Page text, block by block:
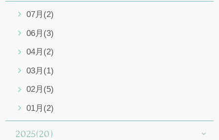
07月(2)
06月(3)
04月(2)
03月(1)
02月(5)
01月(2)
2025(20)